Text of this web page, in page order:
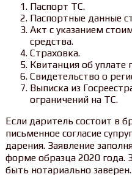
Паспорт ТС.
Паспортные данные
Акт с указанием
средства.
Страховка.
Квитанция об уплате
Свидетельство о
Выписка из
ограничений на ТС.
Если даритель состоит в
письменное согласие
дарения. Заявление
форме образца 2020 года.
быть нотариально заверен.